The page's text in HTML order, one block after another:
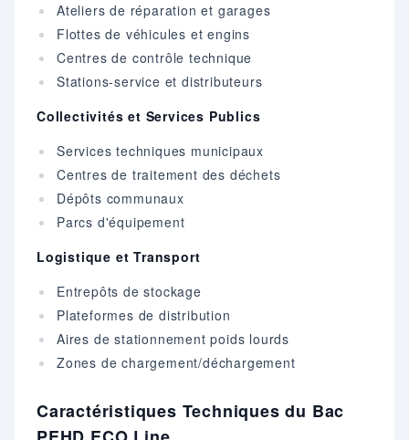
Ateliers de réparation et garages
Flottes de véhicules et engins
Centres de contrôle technique
Stations-service et distributeurs
Collectivités et Services Publics
Services techniques municipaux
Centres de traitement des déchets
Dépôts communaux
Parcs d'équipement
Logistique et Transport
Entrepôts de stockage
Plateformes de distribution
Aires de stationnement poids lourds
Zones de chargement/déchargement
Caractéristiques Techniques du Bac